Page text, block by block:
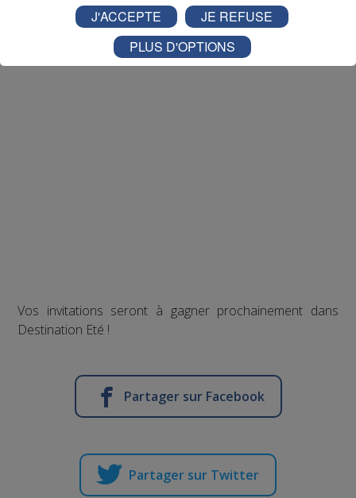
Vos invitations seront à gagner prochainement dans
Destination Eté !
Partager sur Facebook
Partager sur Twitter
J'ACCEPTE
JE REFUSE
PLUS D'OPTIONS